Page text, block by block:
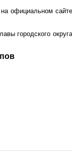
на официальном сайте
городского округа